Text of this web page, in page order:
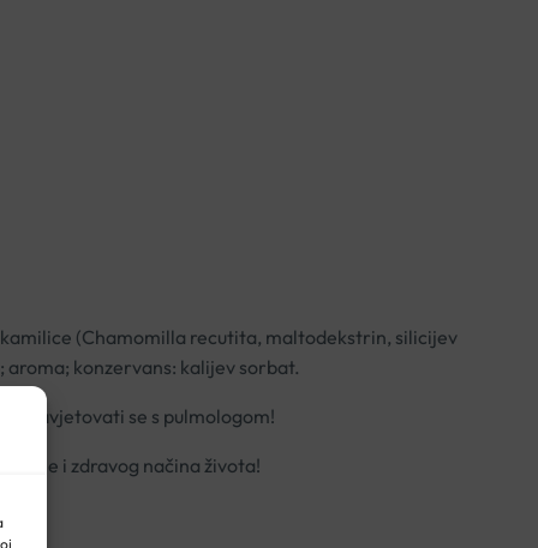
(Chamomilla recutita, maltodekstrin, silicijev
aroma; konzervans: kalijev sorbat.
posavjetovati se s pulmologom!
i zdravog načina života!